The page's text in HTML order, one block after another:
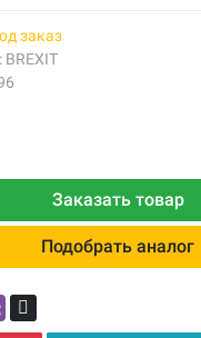
заказ
BREXIT
Заказать товар
Подобрать аналог